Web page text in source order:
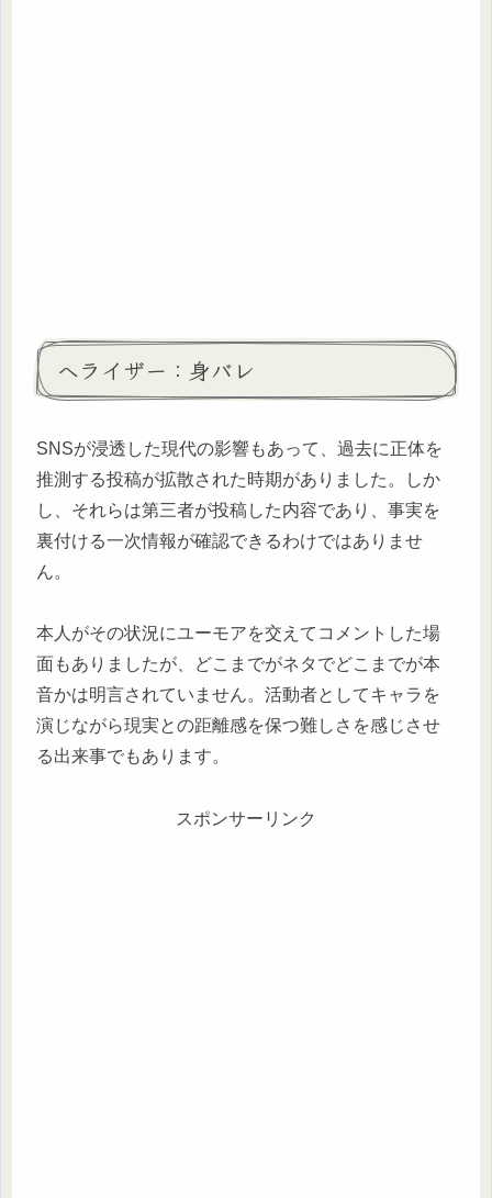
ヘライザー：身バレ
SNSが浸透した現代の影響もあって、過去に正体を
推測する投稿が拡散された時期がありました。しか
し、それらは第三者が投稿した内容であり、事実を
裏付ける一次情報が確認できるわけではありませ
ん。
本人がその状況にユーモアを交えてコメントした場
面もありましたが、どこまでがネタでどこまでが本
音かは明言されていません。活動者としてキャラを
演じながら現実との距離感を保つ難しさを感じさせ
る出来事でもあります。
スポンサーリンク